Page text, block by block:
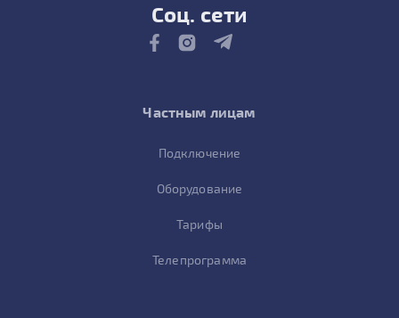
Соц. сети
Частным лицам
Подключение
Оборудование
Тарифы
Телепрограмма